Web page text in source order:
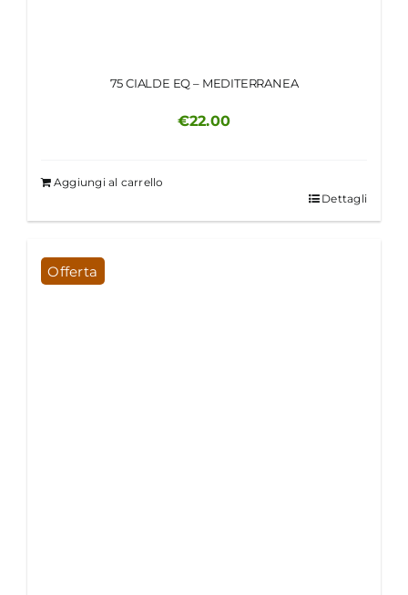
75 CIALDE EQ – MEDITERRANEA
€22.00
Aggiungi al carrello
Dettagli
Offerta